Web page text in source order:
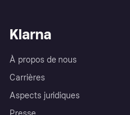
Klarna
À propos de nous
Carrières
Aspects juridiques